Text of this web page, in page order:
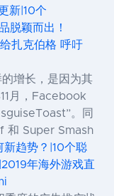
新|10个
脱颖而出！
扎克伯格 呼吁
增长，是因为其
月，Facebook
。同
和 Super Smash
趋势？|10个聪
年海外游戏直